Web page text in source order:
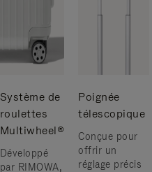
Système de
roulettes
Multiwheel®
Développé
par RIMOWA,
Poignée
télescopique
Conçue pour
offrir un
réglage précis